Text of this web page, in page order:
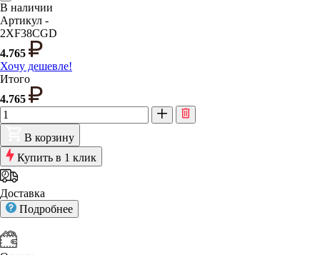
В наличии
Артикул -
2XF38CGD
4.765
Хочу дешевле!
Итого
4.765
В корзину
Купить в 1 клик
Доставка
Подробнее